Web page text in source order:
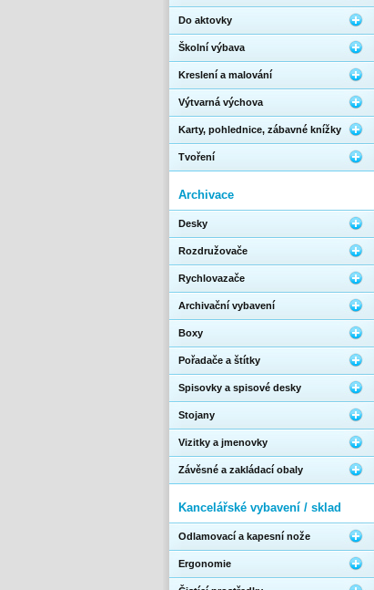
Do aktovky
Školní výbava
Kreslení a malování
Výtvarná výchova
Karty, pohlednice, zábavné knížky
Tvoření
Archivace
Desky
Rozdružovače
Rychlovazače
Archivační vybavení
Boxy
Pořadače a štítky
Spisovky a spisové desky
Stojany
Vizitky a jmenovky
Závěsné a zakládací obaly
Kancelářské vybavení / sklad
Odlamovací a kapesní nože
Ergonomie